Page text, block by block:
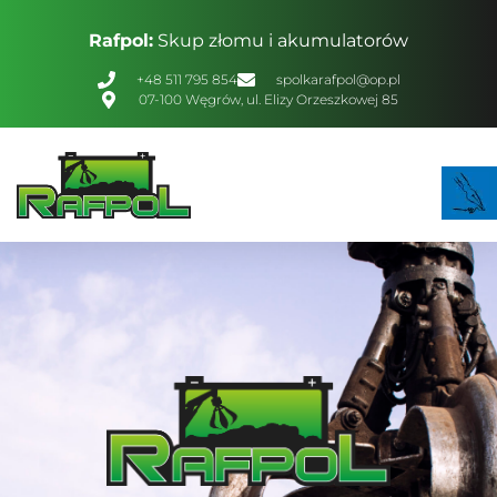
Rafpol: Skup złomu i akumulatorów
+48 511 795 854
spolkarafpol@op.pl
07-100 Węgrów, ul. Elizy Orzeszkowej 85